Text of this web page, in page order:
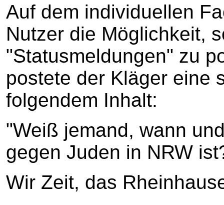
Auf dem individuellen
Nutzer die Möglichkeit,
"Statusmeldungen" zu
postete der Kläger eine
folgendem Inhalt:
"Weiß jemand, wann
gegen Juden in NRW
Wir Zeit, das